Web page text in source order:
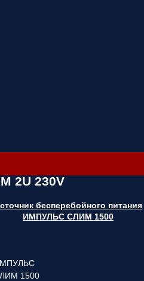
2U 230V
бесперебойного питания
ИМПУЛЬС СЛИМ 1500
1500